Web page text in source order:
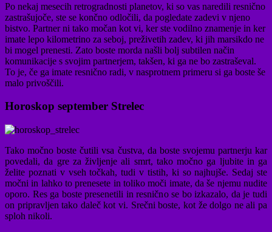
Po nekaj mesecih retrogradnosti planetov, ki so vas naredili resnično
zastrašujoče, ste se končno odločili, da pogledate zadevi v njeno
bistvo. Partner ni tako močan kot vi, ker ste vodilno znamenje in ker
imate lepo kilometrino za seboj, preživetih zadev, ki jih marsikdo ne
bi mogel prenesti. Zato boste morda našli bolj subtilen način
komunikacije s svojim partnerjem, takšen, ki ga ne bo zastraševal.
To je, če ga imate resnično radi, v nasprotnem primeru si ga boste še
malo privoščili.
Horoskop september Strelec
Tako močno boste čutili vsa čustva, da boste svojemu partnerju kar
povedali, da gre za življenje ali smrt, tako močno ga ljubite in ga
želite poznati v vseh točkah, tudi v tistih, ki so najhujše. Sedaj ste
močni in lahko to prenesete in toliko moči imate, da še njemu nudite
oporo. Res ga boste presenetili in resnično se bo izkazalo, da je tudi
on pripravljen tako daleč kot vi. Srečni boste, kot že dolgo ne ali pa
sploh nikoli.